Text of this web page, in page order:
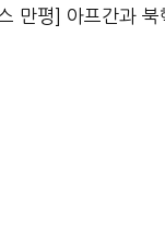
만평] 아프간과